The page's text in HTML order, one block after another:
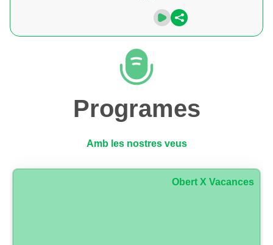
Programes
Amb les nostres veus
Obert X Vacances